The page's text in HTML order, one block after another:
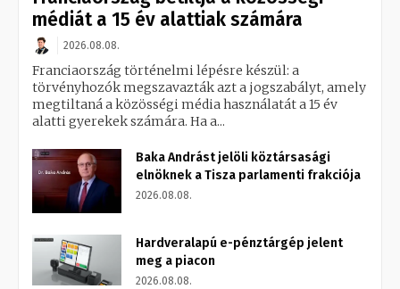
médiát a 15 év alattiak számára
2026.08.08.
Franciaország történelmi lépésre készül: a
törvényhozók megszavazták azt a jogszabályt, amely
megtiltaná a közösségi média használatát a 15 év
alatti gyerekek számára. Ha a...
Baka Andrást jelöli köztársasági
elnöknek a Tisza parlamenti frakciója
2026.08.08.
Hardveralapú e-pénztárgép jelent
meg a piacon
2026.08.08.